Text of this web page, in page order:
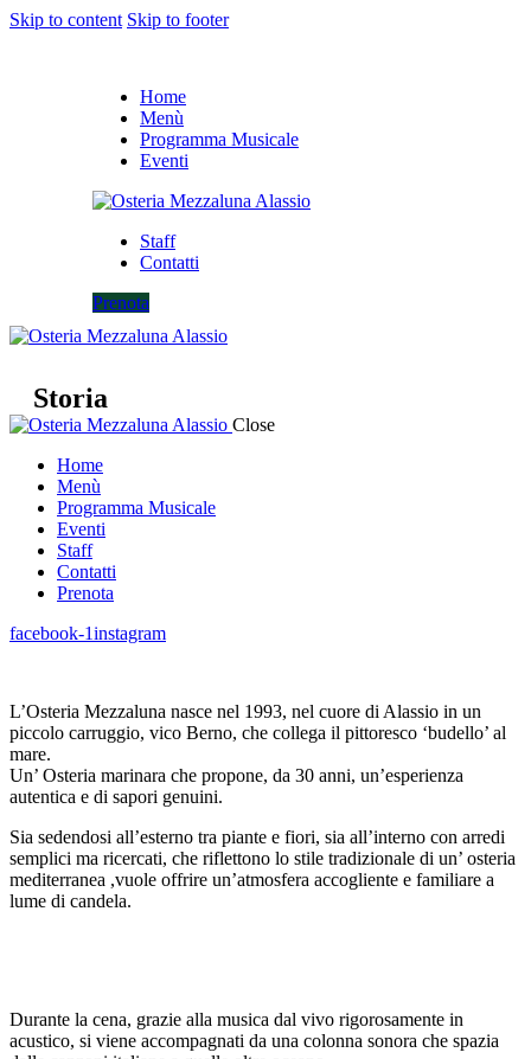
Skip to content Skip to footer
Home
Menù
Programma Musicale
Eventi
Staff
Contatti
Prenota
Storia
Close
Home
Menù
Programma Musicale
Eventi
Staff
Contatti
Prenota
facebook-1instagram
L’Osteria Mezzaluna nasce nel 1993, nel cuore di Alassio in un
piccolo carruggio, vico Berno, che collega il pittoresco ‘budello’ al
mare.
Un’ Osteria marinara che propone, da 30 anni, un’esperienza
autentica e di sapori genuini.
Sia sedendosi all’esterno tra piante e fiori, sia all’interno con arredi
semplici ma ricercati, che riflettono lo stile tradizionale di un’ osteria
mediterranea ,vuole offrire un’atmosfera accogliente e familiare a
lume di candela.
Durante la cena, grazie alla musica dal vivo rigorosamente in
acustico, si viene accompagnati da una colonna sonora che spazia